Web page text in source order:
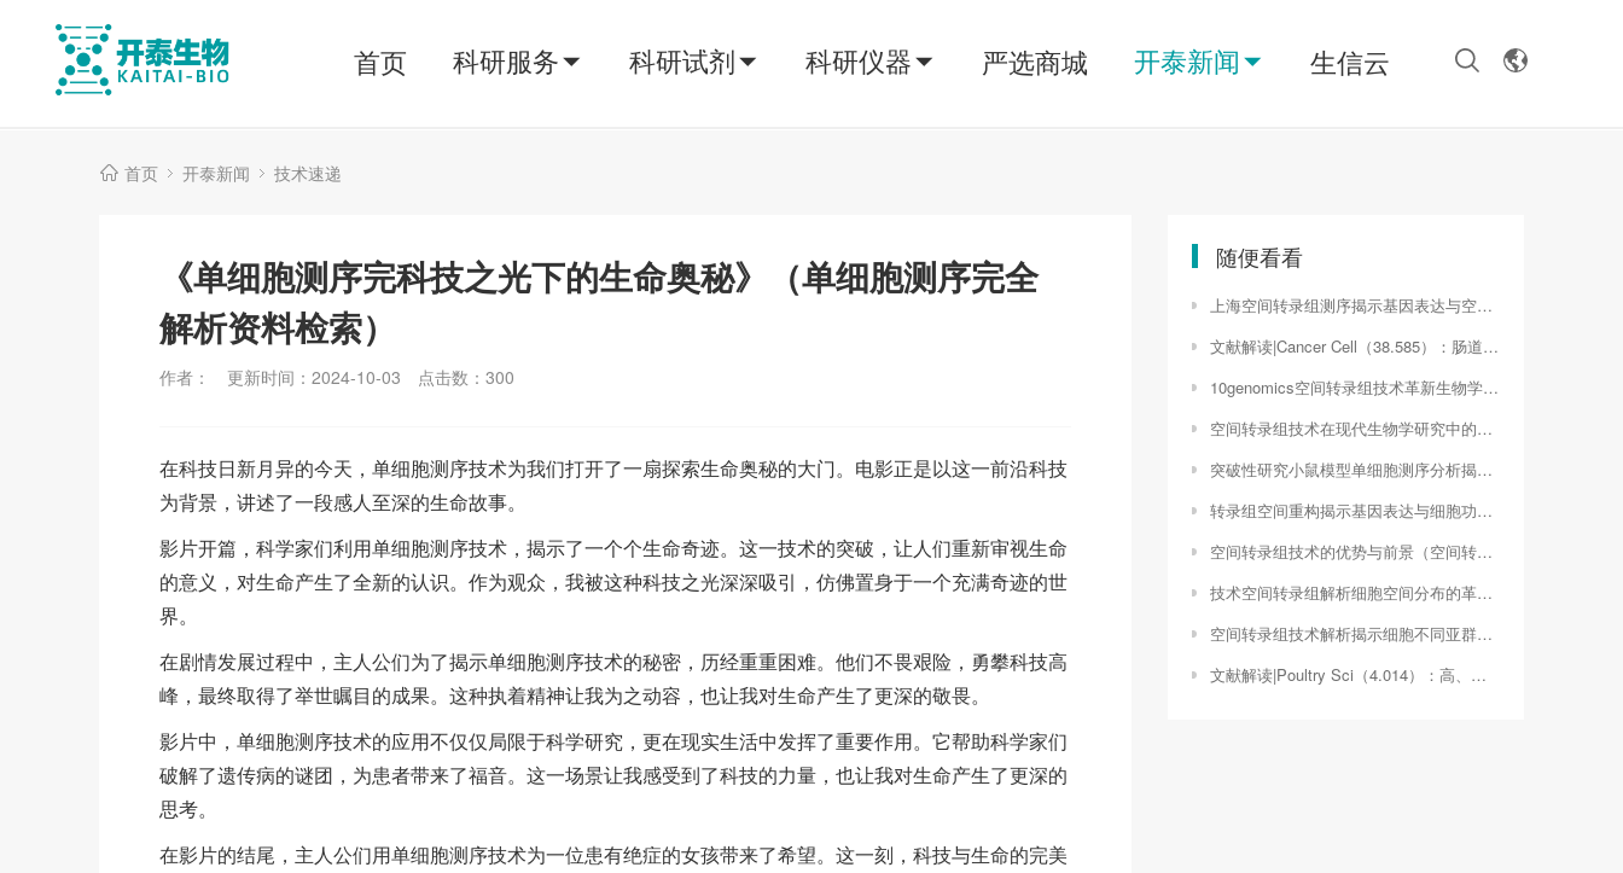
首页 科研服务 科研试剂 科研仪器 严选商城 开泰新闻 生信云
首页 开泰新闻 技术速递
《单细胞测序完科技之光下的生命奥秘》（单细胞测序完全
解析资料检索）
作者： 更新时间：2024-10-03 点击数： 300
在科技日新月异的今天，单细胞测序技术为我们打开了一扇探索生命奥秘的大门。电影正是以这一前沿科技
为背景，讲述了一段感人至深的生命故事。
影片开篇，科学家们利用单细胞测序技术，揭示了一个个生命奇迹。这一技术的突破，让人们重新审视生命
的意义，对生命产生了全新的认识。作为观众，我被这种科技之光深深吸引，仿佛置身于一个充满奇迹的世
界。
在剧情发展过程中，主人公们为了揭示单细胞测序技术的秘密，历经重重困难。他们不畏艰险，勇攀科技高
峰，最终取得了举世瞩目的成果。这种执着精神让我为之动容，也让我对生命产生了更深的敬畏。
影片中，单细胞测序技术的应用不仅仅局限于科学研究，更在现实生活中发挥了重要作用。它帮助科学家们
破解了遗传病的谜团，为患者带来了福音。这一场景让我感受到了科技的力量，也让我对生命产生了更深的
思考。
在影片的结尾，主人公们用单细胞测序技术为一位患有绝症的女孩带来了希望。这一刻，科技与生命的完美
随便看看
上海空间转录组测序揭示基因表达与空间结构的奥秘（空间转录组测序价格）
文献解读|Cancer Cell（38.585）：肠道微生物群介导的核苷酸合成减弱了直肠癌对新辅助放化疗的反应
10genomics空间转录组技术革新生物学研究的精准利器（seurat空间转录组）
空间转录组技术在现代生物学研究中的应用与作用（空间转录组的意义）
突破性研究小鼠模型单细胞测序分析揭示疾病发展新机制（小鼠模型组）
转录组空间重构揭示基因表达与细胞功能的新视角（空间转录组学 综述）
空间转录组技术的优势与前景（空间转录组测序的优势）
技术空间转录组解析细胞空间分布的革新工具（空间转录组测序技术）
空间转录组技术解析揭示细胞不同亚群的空间分布与功能（空间转录组测序技术特征）
文献解读|Poultry Sci（4.014）：高、低精子活力的公鸡睾丸转录组分析